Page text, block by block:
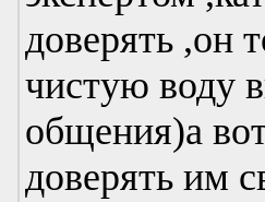
доверять ,он
чистую воду
общения)а
доверять им